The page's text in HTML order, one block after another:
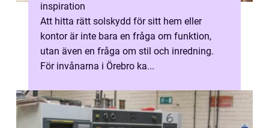
inspiration
Att hitta rätt solskydd för sitt hem eller
kontor är inte bara en fråga om funktion,
utan även en fråga om stil och inredning.
För invånarna i Örebro ka...